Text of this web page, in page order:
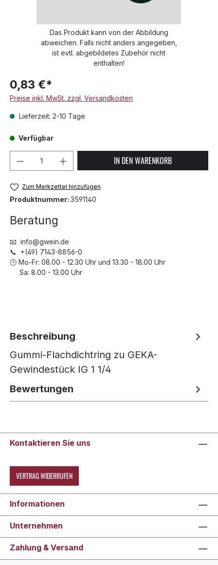
Das Produkt kann von der Abbildung
abweichen. Falls nicht anders angegeben,
ist evtl. abgebildetes Zubehör nicht
enthalten!
0,83 €*
Preise inkl. MwSt. zzgl. Versandkosten
Lieferzeit: 2-10 Tage
Verfügbar
Produkt Anzahl: Gib denIN DEN WARENKORB
Zum Merkzettel hinzufügen
Produktnummer: 3591140
Beratung
📧 info@gwein.de
📞 +(49) 7143-8856-0
🕒 Mo-Fr: 08.00 - 12.30 Uhr und 13.30 - 18.00 Uhr
Sa: 8.00 - 13.00 Uhr
Beschreibung
Gummi-Flachdichtring zu GEKA-
Gewindestück IG 1 1/4
Bewertungen
Kontaktieren Sie uns
VERTRAG WIDERRUFEN
Informationen
Unternehmen
Zahlung & Versand